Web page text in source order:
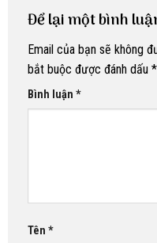
Để lại một bình
Email của bạn sẽ không
bắt buộc được đánh dấu *
Bình luận *
Tên *